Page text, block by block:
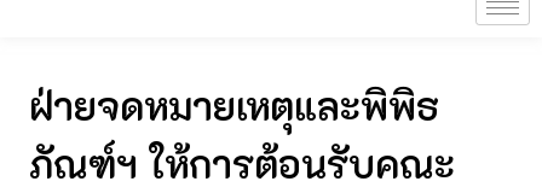
ฝ่ายจดหมายเหตุและพิพิธ
ภัณฑ์ฯ ให้การต้อนรับคณะ